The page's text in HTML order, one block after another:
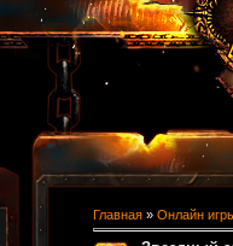
Главная » Онлайн